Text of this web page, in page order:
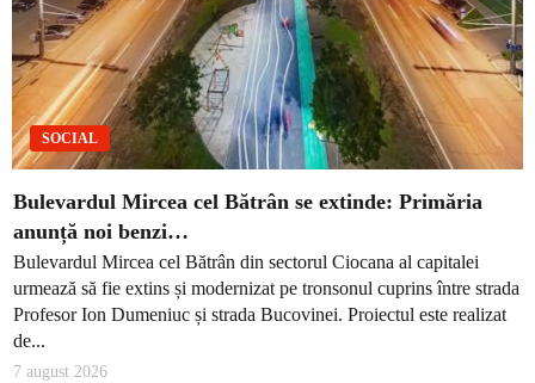
SOCIAL
Bulevardul Mircea cel Bătrân se extinde: Primăria
anunță noi benzi…
Bulevardul Mircea cel Bătrân din sectorul Ciocana al capitalei
urmează să fie extins și modernizat pe tronsonul cuprins între strada
Profesor Ion Dumeniuc și strada Bucovinei. Proiectul este realizat
de...
7 august 2026